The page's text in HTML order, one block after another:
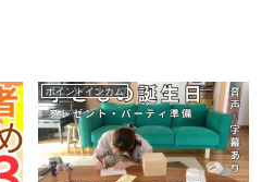
ポイントインカム